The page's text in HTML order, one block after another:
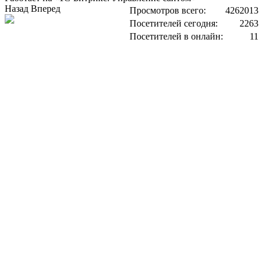
Просмотров всего:
4262013
Посетителей сегодня:
2263
Посетителей в онлайн:
11
Назад Вперед